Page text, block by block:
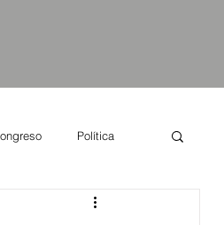
Política